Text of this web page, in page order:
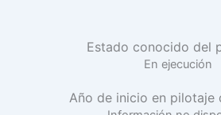
Estado conocido del
En ejecución
Año de inicio en pilotaje